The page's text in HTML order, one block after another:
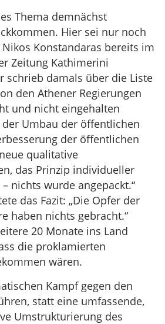
Thema demnächst
Hier sei nur noch
Konstandaras bereits im
Zeitung Kathimerini
schrieb damals über die Liste
den Athener Regierungen
und nicht eingehalten
Umbau der öffentlichen
der öffentlichen
qualitative
das Prinzip individueller
nichts wurde angepackt.“
das Fazit: „Die Opfer der
haben nichts gebracht.“
20 Monate ins Land
die proklamierten
wären.
Kampf gegen den
statt eine umfassende,
Umstrukturierung des